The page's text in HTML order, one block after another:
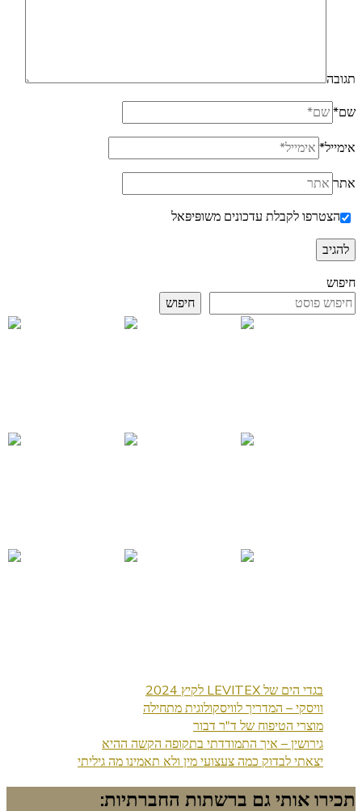
תגובה
שם*
אימייל*
אתר
הצטרפו לקבלת עדכונים משופּיפּאל
חיפוש
חיפוש
בגדי הים של LEVITEX לקיץ 2024
וויסקי – המדריך לוויסקולוגית מתחילה
מוצרי הטיפוח של ד"ר דבור
גירושין – איך התמודדתי בתקופה הקשה ההיא
יצאתי לבדוק כמה צעצועי מין ולא תאמינו מה גיליתי
תכירו אותי גם ברשתות החברתיות: